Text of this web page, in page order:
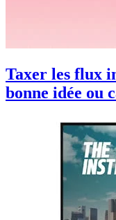
Taxer les flux
bonne idée ou